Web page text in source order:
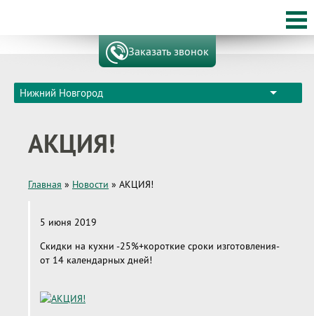
Нижний Новгород
Заказать звонок
АКЦИЯ!
Главная » Новости » АКЦИЯ!
5 июня 2019
Скидки на кухни -25%+короткие сроки изготовления-
от 14 календарных дней!